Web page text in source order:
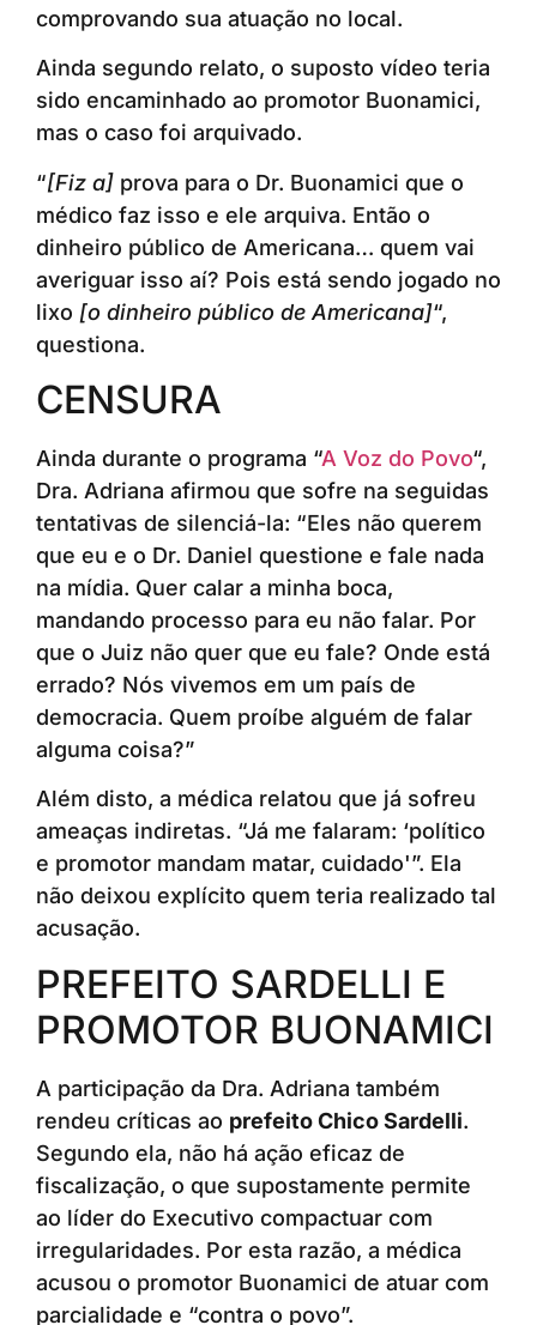
comprovando sua atuação no local.
Ainda segundo relato, o suposto vídeo teria
sido encaminhado ao promotor Buonamici,
mas o caso foi arquivado.
“[Fiz a] prova para o Dr. Buonamici que o
médico faz isso e ele arquiva. Então o
dinheiro público de Americana… quem vai
averiguar isso aí? Pois está sendo jogado no
lixo [o dinheiro público de Americana]“,
questiona.
CENSURA
Ainda durante o programa “A Voz do Povo“,
Dra. Adriana afirmou que sofre na seguidas
tentativas de silenciá-la: “Eles não querem
que eu e o Dr. Daniel questione e fale nada
na mídia. Quer calar a minha boca,
mandando processo para eu não falar. Por
que o Juiz não quer que eu fale? Onde está
errado? Nós vivemos em um país de
democracia. Quem proíbe alguém de falar
alguma coisa?”
Além disto, a médica relatou que já sofreu
ameaças indiretas. “Já me falaram: ‘político
e promotor mandam matar, cuidado'”. Ela
não deixou explícito quem teria realizado tal
acusação.
PREFEITO SARDELLI E
PROMOTOR BUONAMICI
A participação da Dra. Adriana também
rendeu críticas ao prefeito Chico Sardelli.
Segundo ela, não há ação eficaz de
fiscalização, o que supostamente permite
ao líder do Executivo compactuar com
irregularidades. Por esta razão, a médica
acusou o promotor Buonamici de atuar com
parcialidade e “contra o povo”.